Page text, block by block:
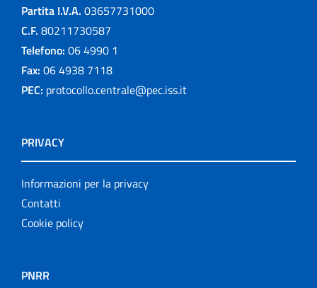
Partita I.V.A. 03657731000
C.F. 80211730587
Telefono: 06 4990 1
Fax: 06 4938 7118
PEC: protocollo.centrale@pec.iss.it
PRIVACY
Informazioni per la privacy
Contatti
Cookie policy
PNRR